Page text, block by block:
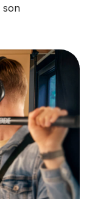
son